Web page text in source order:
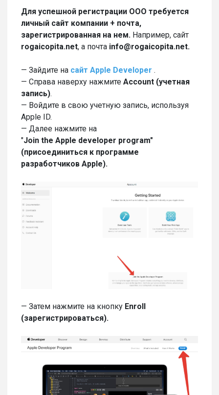
Для успешной регистрации OOO требуется
личный сайт компании + почта,
зарегистрированная на нем. Например, сайт
rogaicopita.net, а почта info@rogaicopita.net.
— Зайдите на сайт Apple Developer .
— Справа наверху нажмите Account (учетная
запись).
— Войдите в свою учетную запись, используя
Apple ID.
— Далее нажмите на
"Join the Apple developer program"
(присоединиться к программе
разработчиков Apple).
— Затем нажмите на кнопку Enroll
(зарегистрироваться).